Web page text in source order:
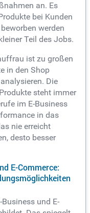
an. Es
bei Kunden
werden
Teil des Jobs.
ist zu großen
in den Shop
Die
steht immer
im E-Business
in das
nie erreicht
desto besser
E-Commerce:
und E-